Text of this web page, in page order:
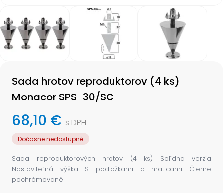
of
3
Sada hrotov reproduktorov (4 ks)
Monacor SPS-30/SC
68,10 € s DPH
Dočasne nedostupné
Sada reproduktorových hrotov (4 ks) Solídna verzia
Nastaviteľná výška S podložkami a maticami Čierne
pochrómované